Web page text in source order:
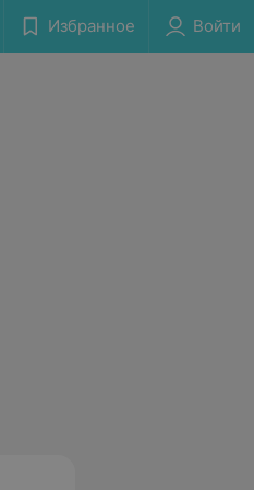
Избранное Войти